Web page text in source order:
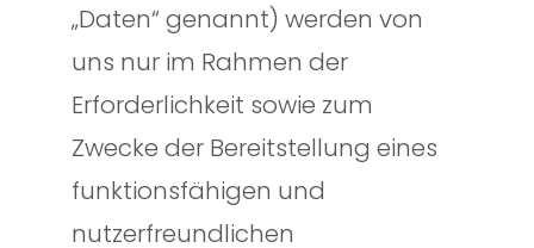
„Daten“ genannt) werden von
uns nur im Rahmen der
Erforderlichkeit sowie zum
Zwecke der Bereitstellung eines
funktionsfähigen und
nutzerfreundlichen